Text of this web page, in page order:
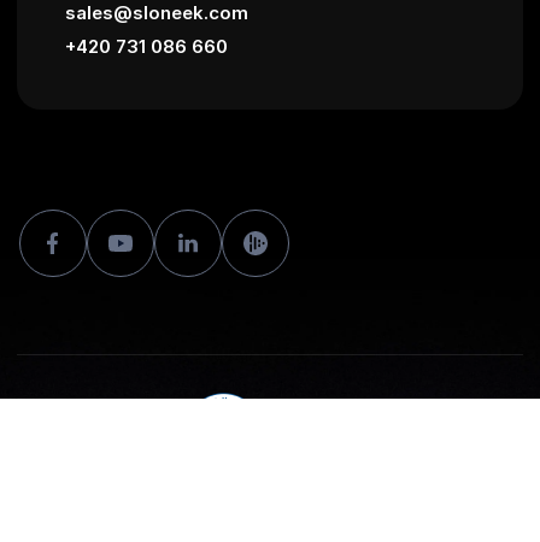
sales@sloneek.com
+420 731 086 660